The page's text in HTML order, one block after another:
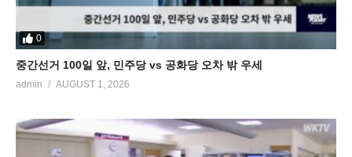
0
중간선거 100일 앞, 민주당 vs 공화당 오차 밖 우세
admin AUGUST 1, 2026